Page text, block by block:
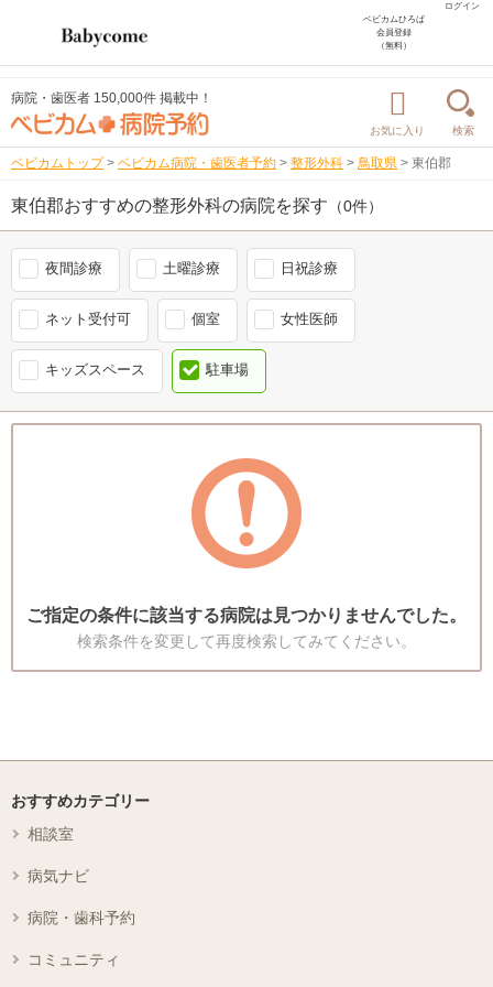
ログイン
ベビカムひろば
会員登録
（無料）
病院・歯医者 150,000件 掲載中！
お気に入り 検索
ベビカムトップ > ベビカム病院・歯医者予約 > 整形外科 > 鳥取県 > 東伯郡
東伯郡おすすめの整形外科の病院を探す （0件）
夜間診療 土曜診療 日祝診療
ネット受付可 個室 女性医師
キッズスペース 駐車場
ご指定の条件に該当する病院は見つかりませんでした。
検索条件を変更して再度検索してみてください。
おすすめカテゴリー
相談室
病気ナビ
病院・歯科予約
コミュニティ